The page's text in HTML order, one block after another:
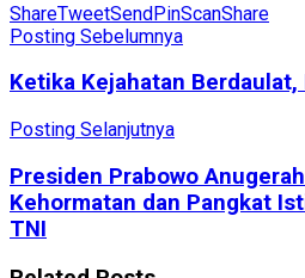
ShareTweetSendPinScanShare
Posting Sebelumnya
Ketika Kejahatan
Posting Selanjutnya
Presiden Prabowo
Kehormatan dan Pangkat
TNI